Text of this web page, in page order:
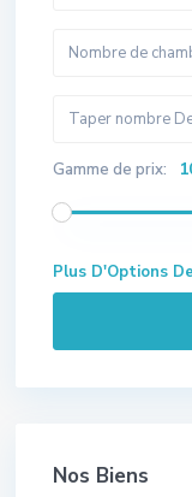
Gamme de prix:
Plus D'Options
Nos Biens